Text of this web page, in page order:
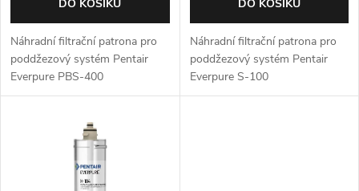
u
k
u
k
DO KOŠÍKU
Náhradní filtrační patrona pro
poddžezový systém Pentair
Everpure PBS-400
DO KOŠÍKU
Náhradní filtrační patrona pro
poddžezový systém Pentair
Everpure S-100